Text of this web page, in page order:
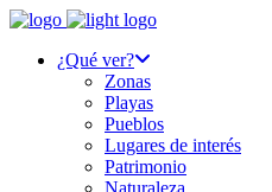
¿Qué ver?
Zonas
Playas
Pueblos
Lugares de interés
Patrimonio
Naturaleza